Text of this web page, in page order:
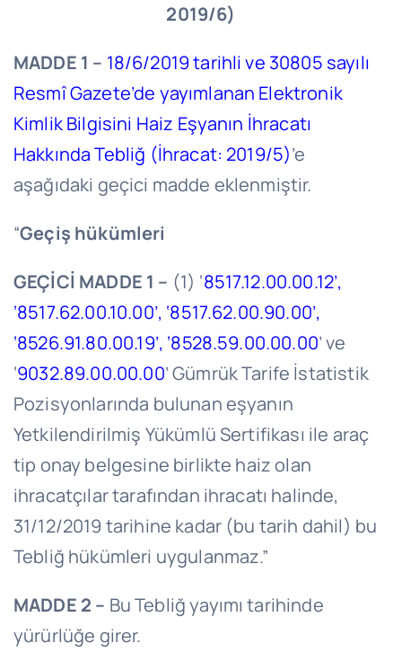
2019/6)
MADDE 1 – 18/6/2019 tarihli ve 30805 sayılı
Resmî Gazete’de yayımlanan Elektronik
Kimlik Bilgisini Haiz Eşyanın İhracatı
Hakkında Tebliğ (İhracat: 2019/5)’e
aşağıdaki geçici madde eklenmiştir.
“Geçiş hükümleri
GEÇİCİ MADDE 1 – (1) ‘8517.12.00.00.12’,
‘8517.62.00.10.00’, ‘8517.62.00.90.00’,
‘8526.91.80.00.19’, ‘8528.59.00.00.00’ ve
‘9032.89.00.00.00’ Gümrük Tarife İstatistik
Pozisyonlarında bulunan eşyanın
Yetkilendirilmiş Yükümlü Sertifikası ile araç
tip onay belgesine birlikte haiz olan
ihracatçılar tarafından ihracatı halinde,
31/12/2019 tarihine kadar (bu tarih dahil) bu
Tebliğ hükümleri uygulanmaz.”
MADDE 2 – Bu Tebliğ yayımı tarihinde
yürürlüğe girer.